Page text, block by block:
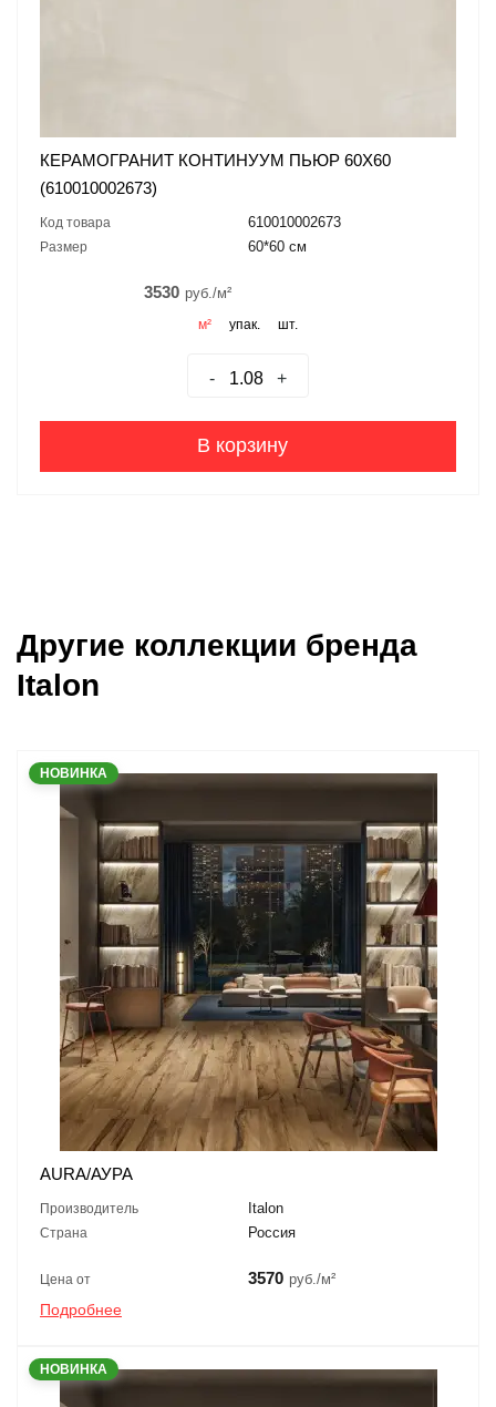
КЕРАМОГРАНИТ КОНТИНУУМ ПЬЮР 60X60
(610010002673)
Код товара 610010002673
Размер 60*60 см
3530 руб./м²
м² упак. шт.
- +
В корзину
Другие коллекции бренда
Italon
НОВИНКА
AURA/АУРА
Производитель Italon
Страна Россия
Цена от 3570 руб./м²
Подробнее
НОВИНКА